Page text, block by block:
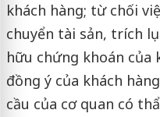
khách hàng; từ chối
chuyển tài sản, trích
hữu chứng khoán của
đồng ý của khách
cầu của cơ quan có